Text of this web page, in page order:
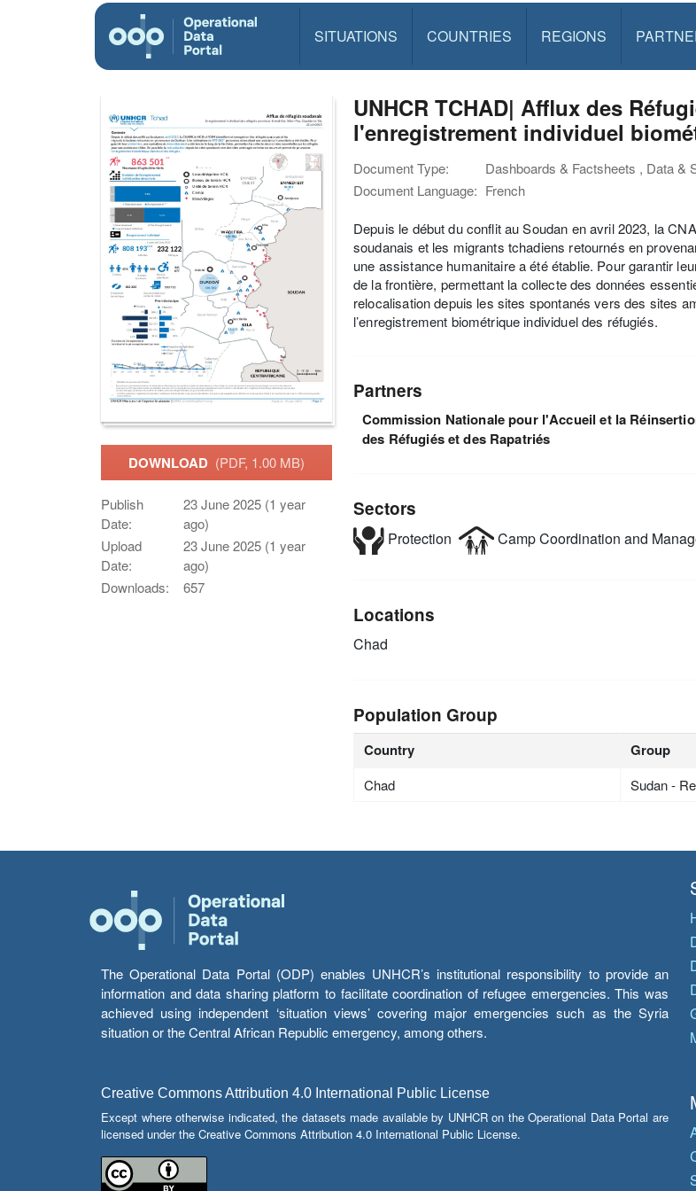
SITUATIONS COUNTRIES REGIONS
DOWNLOAD (PDF, 1.00 MB)
Publish
Date:
23 June 2025 (1 year
ago)
Upload
Date:
23 June 2025 (1 year
ago)
Downloads:
657
UNHCR TCHAD| Afflux des
l'enregistrement individuel
Document Type:
Dashboards & Factsheets , Data &
Document Language: French
Depuis le début du conflit au Soudan en avril 2023, la
soudanais et les migrants tchadiens retournés en
une assistance humanitaire a été établie. Pour garantir
de la frontière, permettant la collecte des données
relocalisation depuis les sites spontanés vers des sites
l’enregistrement biométrique individuel des réfugiés.
Partners
Commission Nationale pour l'Accueil et la
des Réfugiés et des Rapatriés
Sectors
Protection Camp Coordination and
Locations
Chad
Population Group
Country Group
Chad Sudan -
The Operational Data Portal (ODP) enables UNHCR’s institutional responsibility to provide an
information and data sharing platform to facilitate coordination of refugee emergencies. This was
achieved using independent ‘situation views’ covering major emergencies such as the Syria
situation or the Central African Republic emergency, among others.
Creative Commons Attribution 4.0 International Public License
Except where otherwise indicated, the datasets made available by UNHCR on the Operational Data Portal are
licensed under the Creative Commons Attribution 4.0 International Public License.